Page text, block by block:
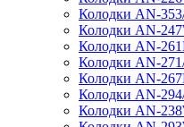
Колодки AN-
Колодки AN-
Колодки AN-
Колодки AN-
Колодки AN-
Колодки AN-
Колодки AN-